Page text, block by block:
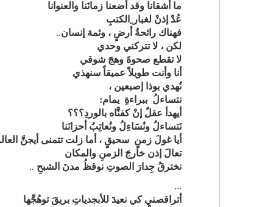
ما أشقانا وقد أضعنا زمانَنا والعنوانا
عُدْ إذنْ لغبار ِالكتبِ
فهناك رائحةُ أرضٍ ، وثمة إنسان..
لكن ، لا تتركني وحدي
لا تقطع صحوةَ وهجَ شوقي
أنا وأنت طويلاً عميقاً سنهذي
نُهدي بوذا إصبعين ،
نتساءلُ ببراءةِ يمام:
أيهدأ عقلٌ إنْ كفنَّاه بالوردِ؟؟؟
نَتساءلُ ونُسَاءِلُ ونُعاتِبُ أحزانَنا
أيا غولَ زمنٍ سحيقٍ ، أما زلت تتمنى أيجنَّ
تعالَ إذن خارجَ الزمنِ والمكان
نخترقُ جِدارَ الصوتِ نوقظُ مدنَ الشبحِ ..
...
أتراقصني كي نعيدَ للأبجدياتِ بريقَ توهُجِّها